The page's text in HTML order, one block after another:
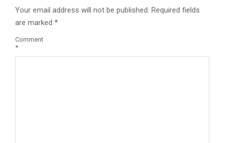
Your email address will not be published. Required fields
are marked *
Comment
*